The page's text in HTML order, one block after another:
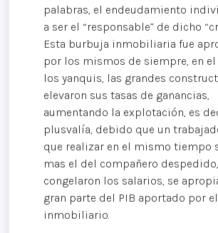
palabras, el endeudamiento
a ser el “responsable” de dicho
Esta burbuja inmobiliaria fue
por los mismos de siempre, en el
los yanquis, las grandes
elevaron sus tasas de ganancias,
aumentando la explotación, es
plusvalía, debido que un
que realizar en el mismo tiempo
mas el del compañero despedido,
congelaron los salarios, se
gran parte del PIB aportado por
inmobiliario.